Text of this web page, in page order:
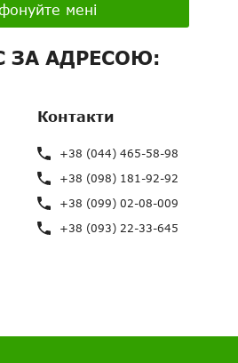
мені
ЗА АДРЕСОЮ:
Контакти
+38 (044) 465-58-98
+38 (098) 181-92-92
+38 (099) 02-08-009
+38 (093) 22-33-645